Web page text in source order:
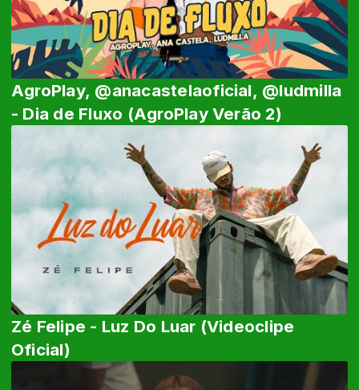
AgroPlay, @anacastelaoficial, @ludmilla
- Dia de Fluxo (AgroPlay Verão 2)
Zé Felipe - Luz Do Luar (Videoclipe
Oficial)